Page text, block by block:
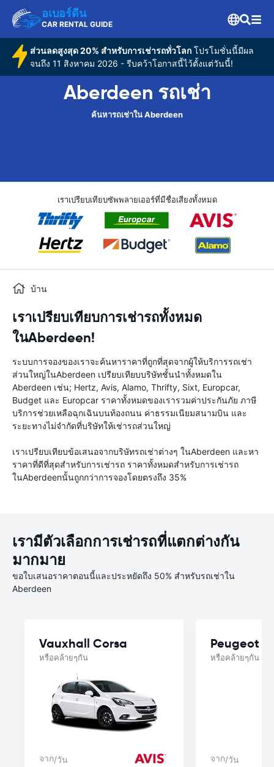
อเบอร์ดีน
CAR RENTAL GUIDE
ส่วนลดสูงสุด 20% สำหรับการเช่ารถทั่วโลกโปรโมชั่นนี้มีผล
จนถึง 11 สิงหาคม 2026 - รีบคว้าโอกาสนี้ไว้ตั้งแต่วันนี้!
Aberdeen รถเช่า
ค้นหารถเช่าใน Aberdeen
เราเปรียบเทียบซัพพลายเออร์ที่มีชื่อเสียงทั้งหมด
บ้าน
เราเปรียบเทียบการเช่ารถทั้งหมด
ในAberdeen!
ระบบการจองของเราจะค้นหาราคาที่ถูกที่สุดจากผู้ให้บริการรถเช่า
ส่วนใหญ่ในAberdeen เปรียบเทียบบริษัทชั้นนำทั้งหมดใน
Aberdeen เช่น; Hertz, Avis, Alamo, Thrifty, Sixt, Europcar,
Budget และ Europcar ราคาทั้งหมดของเรารวมค่าประกันภัย ภาษี
บริการช่วยเหลือฉุกเฉินบนท้องถนน ค่าธรรมเนียมสนามบิน และ
ระยะทางไม่จำกัดที่บริษัทให้เช่ารถส่วนใหญ่
เราเปรียบเทียบข้อเสนอจากบริษัทรถเช่าต่างๆ ในAberdeen และหา
ราคาที่ดีที่สุดสำหรับการเช่ารถ ราคาทั้งหมดสำหรับการเช่ารถ
ในAberdeenนั้นถูกกว่าการจองโดยตรงถึง 35%
เรามีตัวเลือกการเช่ารถที่แตกต่างกัน
มากมาย
ขอใบเสนอราคาตอนนี้และประหยัดถึง 50% สำหรับรถเช่าใน
Aberdeen
Vauxhall Corsa
หรือคล้ายๆกัน
จาก/วัน
Peugeot
หรือคล้ายๆกัน
จาก/วัน